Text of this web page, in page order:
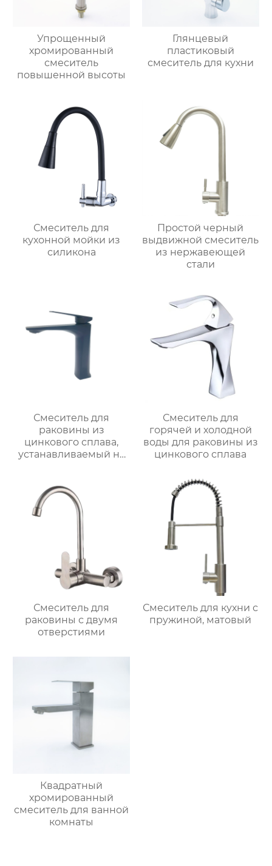
Упрощенный
хромированный
смеситель
повышенной высоты
Глянцевый
пластиковый
смеситель для кухни
Смеситель для
кухонной мойки из
силикона
Простой черный
выдвижной смеситель
из нержавеющей
стали
Смеситель для
раковины из
цинкового сплава,
устанавливаемый на
Смеситель для
горячей и холодной
воды для раковины из
цинкового сплава
Смеситель для
раковины с двумя
отверстиями
Смеситель для кухни с
пружиной, матовый
Квадратный
хромированный
смеситель для ванной
комнаты